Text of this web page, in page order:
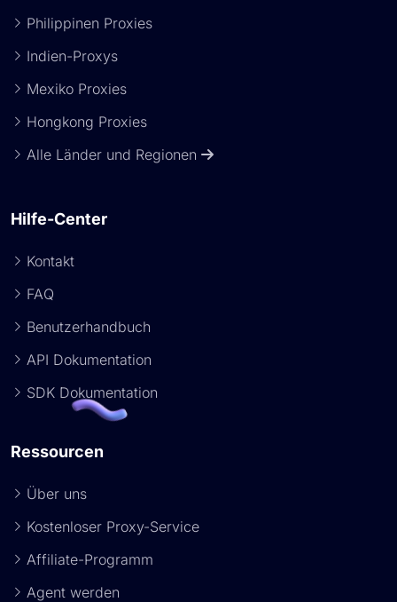
Philippinen Proxies
Indien-Proxys
Mexiko Proxies
Hongkong Proxies
Alle Länder und Regionen
Hilfe-Center
Kontakt
FAQ
Benutzerhandbuch
API Dokumentation
SDK Dokumentation
Ressourcen
Über uns
Kostenloser Proxy-Service
Affiliate-Programm
Agent werden